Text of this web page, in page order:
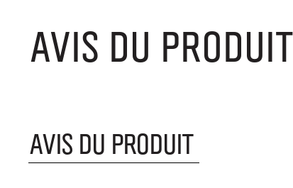
AVIS DU PRODUIT
AVIS DU PRODUIT